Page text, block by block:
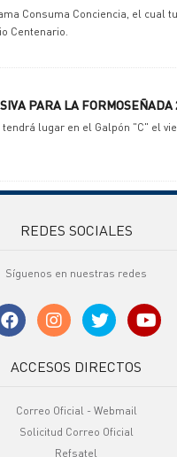
Consuma Conciencia, el cual
Centenario.
PARA LA FORMOSEÑADA
lugar en el Galpón "C" el
REDES SOCIALES
Síguenos en nuestras redes
ACCESOS DIRECTOS
Correo Oficial - Webmail
Solicitud Correo Oficial
Refsatel